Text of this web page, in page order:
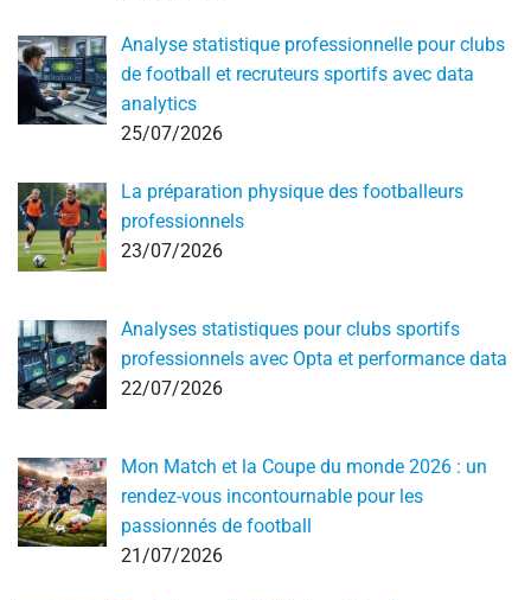
Analyse statistique professionnelle pour clubs
de football et recruteurs sportifs avec data
analytics
25/07/2026
La préparation physique des footballeurs
professionnels
23/07/2026
Analyses statistiques pour clubs sportifs
professionnels avec Opta et performance data
22/07/2026
Mon Match et la Coupe du monde 2026 : un
rendez-vous incontournable pour les
passionnés de football
21/07/2026